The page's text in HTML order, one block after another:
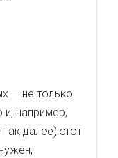
— не только
и, например,
далее) этот